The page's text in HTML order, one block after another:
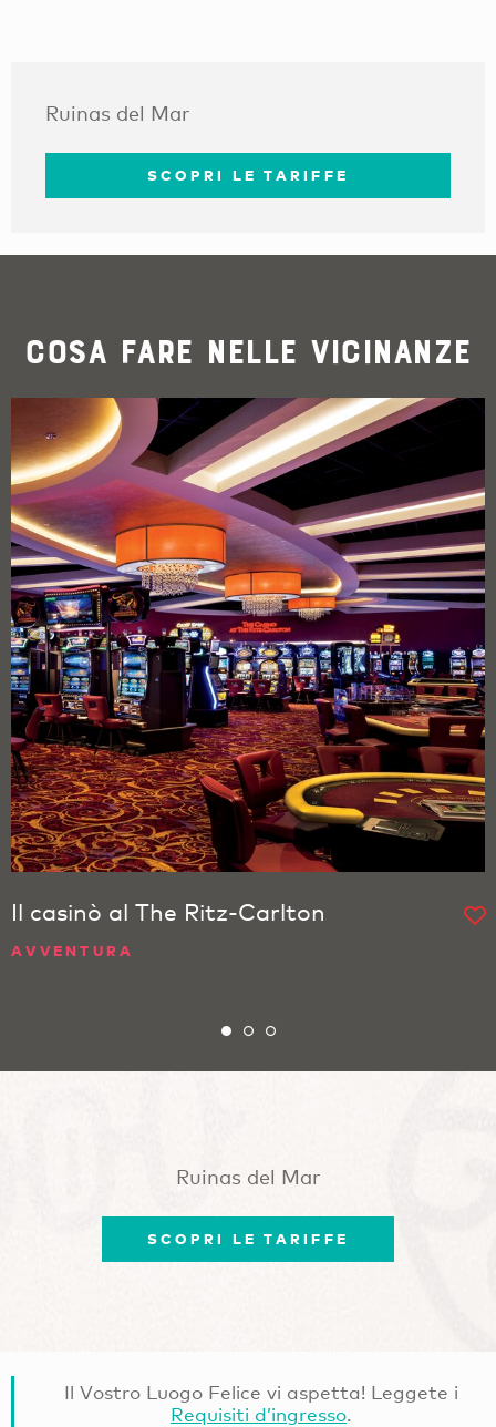
Ruinas del Mar
SCOPRI LE TARIFFE
Cosa fare nelle vicinanze
Il casinò al The Ritz-Carlton
AVVENTURA
Ruinas del Mar
SCOPRI LE TARIFFE
Il Vostro Luogo Felice vi aspetta! Leggete i
Requisiti d’ingresso.